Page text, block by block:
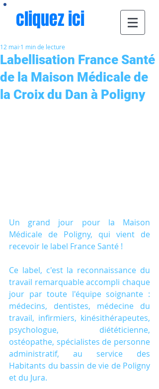
cliquez ici
Labellisation France Santé
de la Maison Médicale de
la Croix du Dan à Poligny
12 mai 1 min de lecture
Un grand jour pour la Maison
Médicale de Poligny, qui vient de
recevoir le label France Santé !
Ce label, c'est la reconnaissance du
travail remarquable accompli chaque
jour par toute l'équipe soignante :
médecins, dentistes, médecine du
travail, infirmiers, kinésithérapeutes,
psychologue, diététicienne,
ostéopathe, spécialistes de personne
administratif, au service des
Habitants du bassin de vie de Poligny
et du Jura.